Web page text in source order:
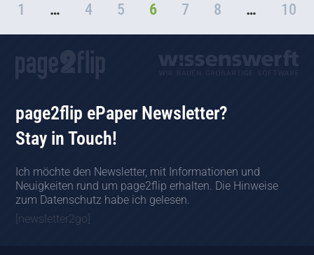
1 … 4 5 6 7 8 … 10
page2flip ePaper Newsletter?
Stay in Touch!
Ich möchte den Newsletter, mit Informationen und
Neuigkeiten rund um page2flip erhalten. Die Hinweise
zum Datenschutz habe ich gelesen.
[newsletter2go]